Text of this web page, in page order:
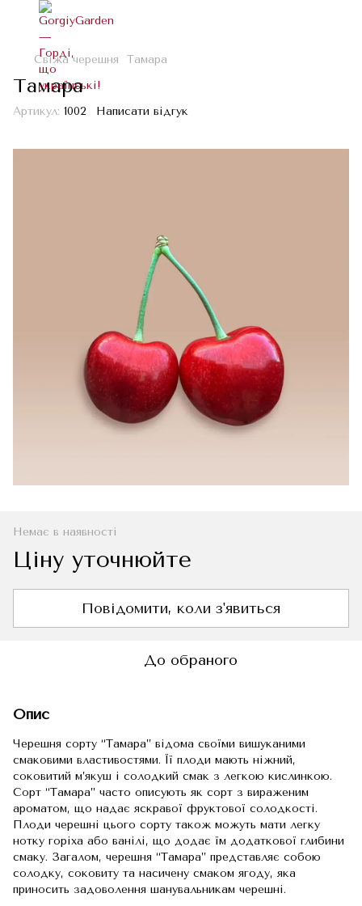
Свіжа черешня Тамара
Тамара
Артикул: 1002 Написати відгук
Немає в наявності
Ціну уточнюйте
Повідомити, коли з'явиться
До обраного
Опис
Черешня сорту “Тамара” відома своїми вишуканими
смаковими властивостями. Її плоди мають ніжний,
соковитий м’якуш і солодкий смак з легкою кислинкою.
Сорт “Тамара” часто описують як сорт з вираженим
ароматом, що надає яскравої фруктової солодкості.
Плоди черешні цього сорту також можуть мати легку
нотку горіха або ванілі, що додає їм додаткової глибини
смаку. Загалом, черешня “Тамара” представляє собою
солодку, соковиту та насичену смаком ягоду, яка
приносить задоволення шанувальникам черешні.